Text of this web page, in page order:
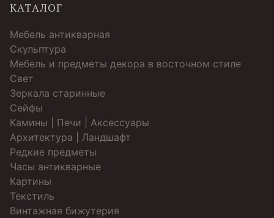
КАТАЛОГ
Мебель антикварная
Скульптура
Мебель и предметы декора в восточном стиле
Свет
Зеркала старинные
Cейфы
Камины | Печи | Аксессуары
Архитектура | Ландшафт
Редкие предметы
Часы антикварные
Картины
Текстиль
Винтажная бижутерия